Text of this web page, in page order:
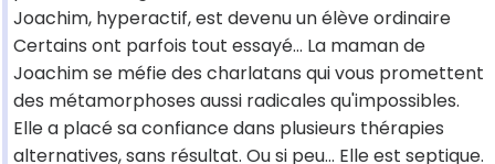
Joachim, hyperactif, est devenu un élève ordinaire
Certains ont parfois tout essayé… La maman de
Joachim se méfie des charlatans qui vous promettent
des métamorphoses aussi radicales qu'impossibles.
Elle a placé sa confiance dans plusieurs thérapies
alternatives, sans résultat. Ou si peu… Elle est septique.